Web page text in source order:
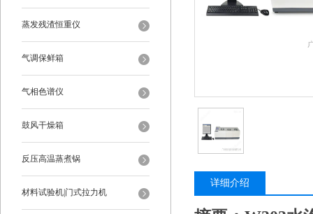
蒸发残渣恒重仪
气调保鲜箱
气相色谱仪
鼓风干燥箱
反压高温蒸煮锅
材料试验机|门式拉力机
详细介绍